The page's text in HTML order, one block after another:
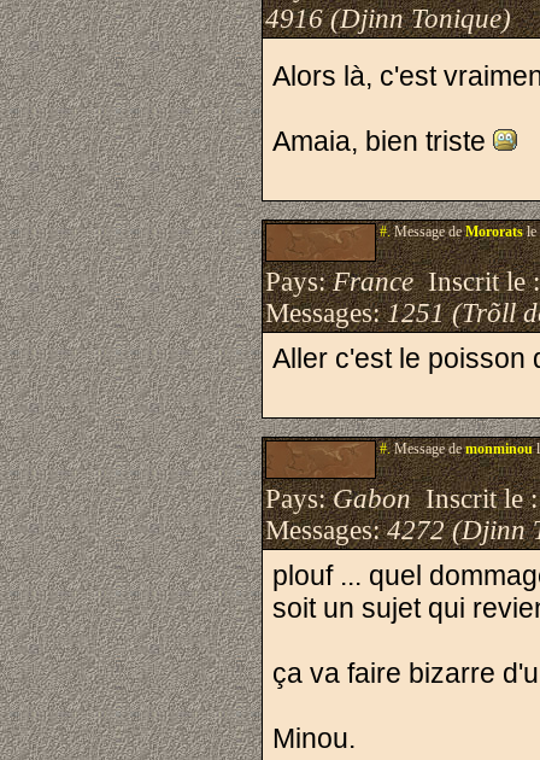
4916 (Djinn Tonique)
Alors là, c'est
Amaia, bien triste
#.Message deMororatsle
Pays:FranceInscrit le
Messages:1251 (Trõll
Aller c'est le poisson
#.Message demonminou
Pays:GabonInscrit le
Messages:4272 (Djinn
plouf ... quel
soit un sujet qui
ça va faire bizarre
Minou.